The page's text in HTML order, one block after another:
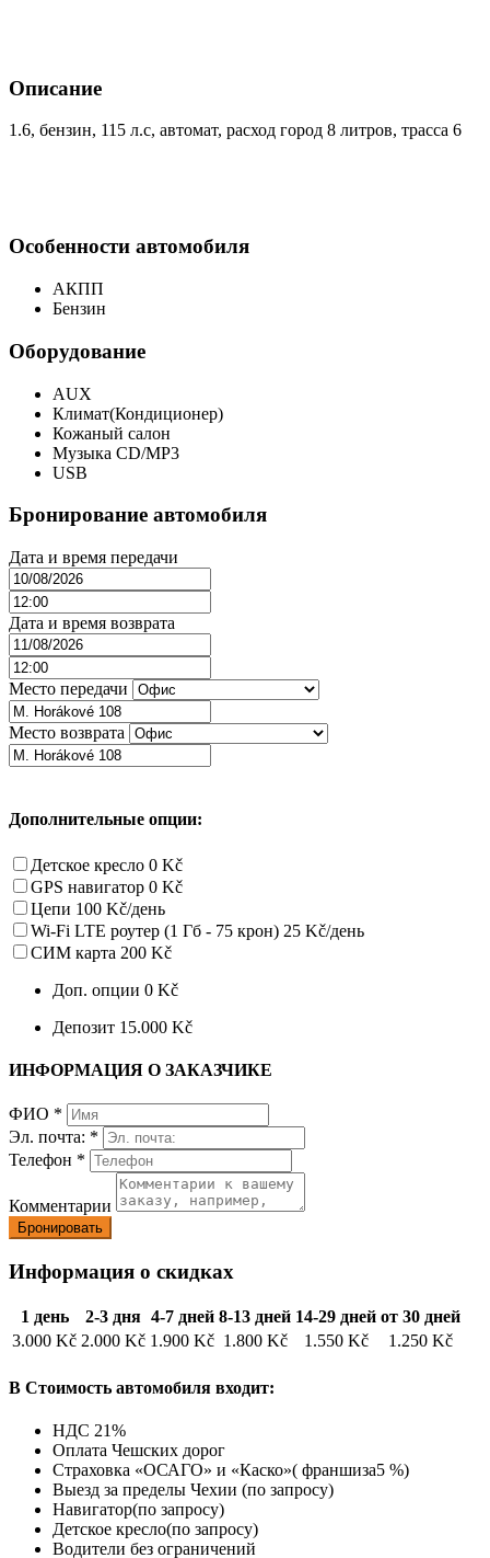
Описание
1.6, бензин, 115 л.с, автомат, расход город 8 литров, трасса 6
Особенности автомобиля
АКПП
Бензин
Оборудование
AUX
Климат(Кондиционер)
Кожаный салон
Музыка CD/MP3
USB
Бронирование автомобиля
Дата и время передачи
Дата и время возврата
Место передачи
Место возврата
Дополнительные опции:
Детское кресло 0 Kč
GPS навигатор 0 Kč
Цепи 100 Kč/день
Wi-Fi LTE роутер (1 Гб - 75 крон) 25 Kč/день
СИМ карта 200 Kč
Доп. опции 0 Kč
Депозит 15.000 Kč
ИНФОРМАЦИЯ О ЗАКАЗЧИКЕ
ФИО *
Эл. почта: *
Телефон *
Комментарии
Информация о скидках
1 день 2-3 дня 4-7 дней 8-13 дней 14-29 дней от 30 дней
3.000 Kč 2.000 Kč 1.900 Kč 1.800 Kč 1.550 Kč 1.250 Kč
В Стоимость автомобиля входит:
НДС 21%
Оплата Чешских дорог
Страховка «ОСАГО» и «Каско»( франшиза5 %)
Выезд за пределы Чехии (по запросу)
Навигатор(по запросу)
Детское кресло(по запросу)
Водители без ограничений